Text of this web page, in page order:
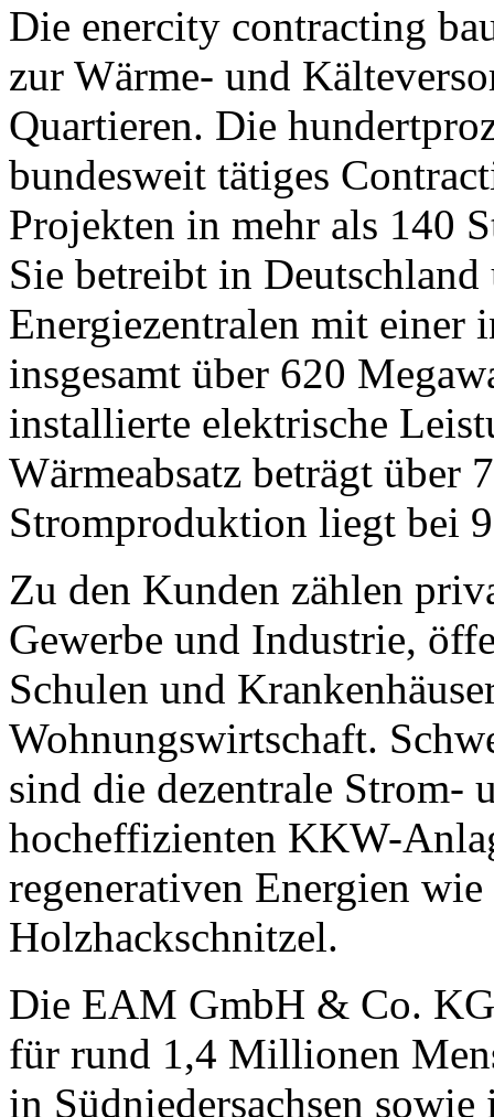
Die enercity contracting
zur Wärme- und
Quartieren. Die
bundesweit tätiges
Projekten in mehr als 140
Sie betreibt in
Energiezentralen mit einer
insgesamt über 620
installierte elektrische
Wärmeabsatz beträgt
Stromproduktion liegt bei
Zu den Kunden zählen
Gewerbe und Industrie,
Schulen und
Wohnungswirtschaft.
sind die dezentrale Strom-
hocheffizienten KKW-
regenerativen Energien
Holzhackschnitzel.
Die EAM GmbH & Co.
für rund 1,4 Millionen
in Südniedersachsen